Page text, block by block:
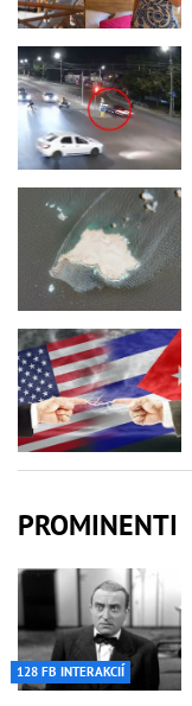
PROMINENTI
128 FB INTERAKCIÍ